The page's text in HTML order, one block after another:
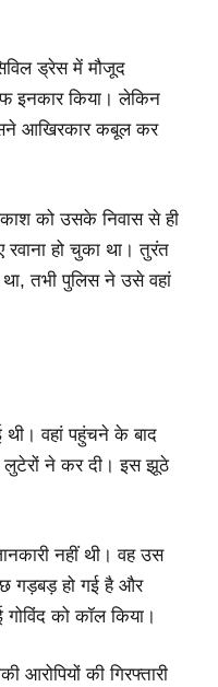
ड्रेस में मौजूद
इनकार किया। लेकिन
आखिरकार कबूल कर
को उसके निवास से ही
हो चुका था। तुरंत
तभी पुलिस ने उसे वहां
थी। वहां पहुंचने के बाद
लुटेरों ने कर दी। इस झूठे
नहीं थी। वह उस
गड़बड़ हो गई है और
को कॉल किया।
की गिरफ्तारी